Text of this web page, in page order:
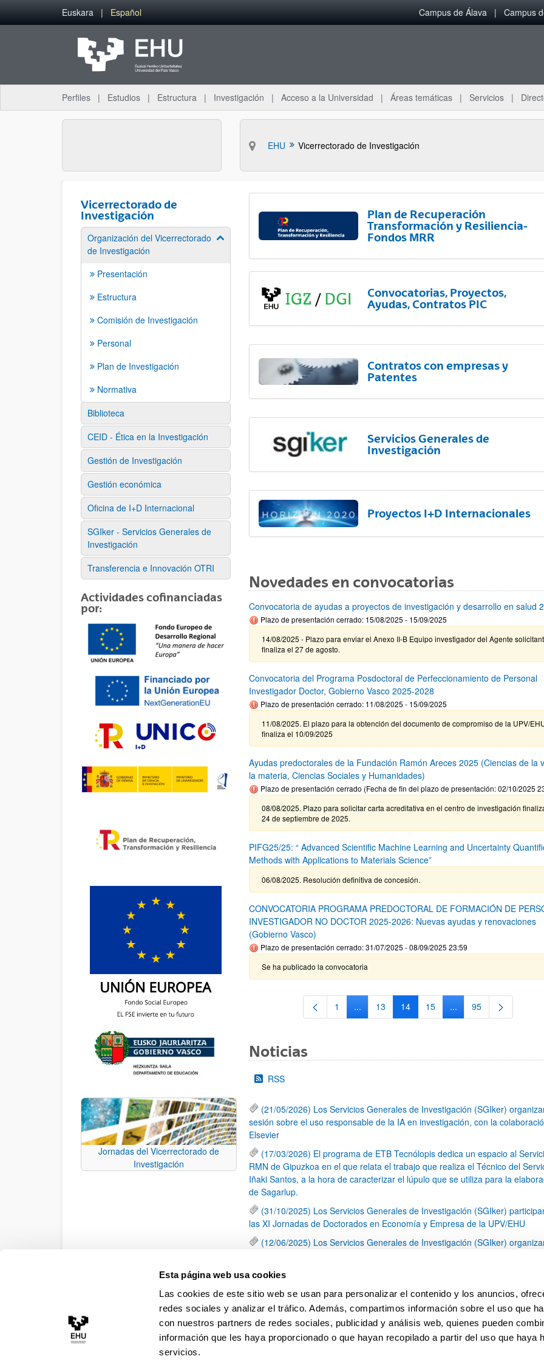
Esta página web usa cookies
Las cookies de este sitio web se usan para personalizar el contenido y los anuncios,
redes sociales y analizar el tráfico. Además, compartimos información sobre el uso que
con nuestros partners de redes sociales, publicidad y análisis web, quienes pueden
información que les haya proporcionado o que hayan recopilado a partir del uso que haya
servicios.
Saltar al contenido principal
Euskara Español Campus de Álava Campus
Perfiles Estudios Estructura Investigación Acceso a la Universidad Áreas temáticas Servicios
EHU Vicerrectorado de Investigación
Vicerrectorado de
Investigación
Organización del Vicerrectorado
de Investigación
Mostrar/ocultar subpáginas
Presentación
Estructura
Comisión de Investigación
Personal
Plan de Investigación
Normativa
Biblioteca
CEID - Ética en la Investigación
Gestión de Investigación
Gestión económica
Oficina de I+D Internacional
SGIker - Servicios Generales de
Investigación
Transferencia e Innovación OTRI
Actividades cofinanciadas
por:
Jornadas del Vicerrectorado de
Investigación
Plan de Recuperación
Transformación y Resiliencia-
Fondos MRR
Convocatorias, Proyectos,
Ayudas, Contratos PIC
Contratos con empresas y
Patentes
Servicios Generales de
Investigación
Proyectos I+D Internacionales
Novedades en convocatorias
Convocatoria de ayudas a proyectos de investigación y desarrollo en salud
Plazo de presentación cerrado: 15/08/2025 - 15/09/2025
14/08/2025 - Plazo para enviar el Anexo II-B Equipo investigador del Agente
finaliza el 27 de agosto.
Convocatoria del Programa Posdoctoral de Perfeccionamiento de Personal
Investigador Doctor, Gobierno Vasco 2025-2028
Plazo de presentación cerrado: 11/08/2025 - 15/09/2025
11/08/2025. El plazo para la obtención del documento de compromiso de la UPV/
finaliza el 10/09/2025
Ayudas predoctorales de la Fundación Ramón Areces 2025 (Ciencias de la
la materia, Ciencias Sociales y Humanidades)
Plazo de presentación cerrado (Fecha de fin del plazo de presentación: 02/10/2025
08/08/2025. Plazo para solicitar carta acreditativa en el centro de investigación
24 de septiembre de 2025.
PIFG25/25: “ Advanced Scientific Machine Learning and Uncertainty
Methods with Applications to Materials Science”
06/08/2025. Resolución definitiva de concesión.
CONVOCATORIA PROGRAMA PREDOCTORAL DE FORMACIÓN DE
INVESTIGADOR NO DOCTOR 2025-2026: Nuevas ayudas y renovaciones
(Gobierno Vasco)
Plazo de presentación cerrado: 31/07/2025 - 08/09/2025 23:59
Se ha publicado la convocatoria
Página
1 ...Páginas intermedias Use TAB para desplazarse.
Página
13 Página
14 Página
15 ...Páginas intermedias
Página
95
Noticias
RSS
(21/05/2026) Los Servicios Generales de Investigación (SGIker)
sesión sobre el uso responsable de la IA en investigación, con la
Elsevier
(17/03/2026) El programa de ETB Tecnólopis dedica un espacio al
RMN de Gipuzkoa en el que relata el trabajo que realiza el Técnico del
Iñaki Santos, a la hora de caracterizar el lúpulo que se utiliza para la
de Sagarlup.
(31/10/2025) Los Servicios Generales de Investigación (SGIker)
las XI Jornadas de Doctorados en Economía y Empresa de la UPV/EHU
(12/06/2025) Los Servicios Generales de Investigación (SGIker)
una caracterización química de dos variedades de lúpulo silvestre
Página
1 Página
2 Página
3 ...
Páginas intermedias Use TAB
Página
79